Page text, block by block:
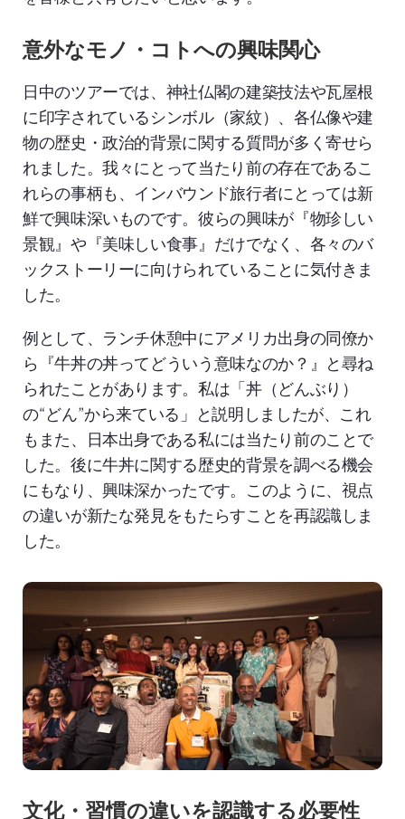
意外なモノ・コトへの興味関心
日中のツアーでは、神社仏閣の建築技法や瓦屋根
に印字されているシンボル（家紋）、各仏像や建
物の歴史・政治的背景に関する質問が多く寄せら
れました。我々にとって当たり前の存在であるこ
れらの事柄も、インバウンド旅行者にとっては新
鮮で興味深いものです。彼らの興味が『物珍しい
景観』や『美味しい食事』だけでなく、各々のバ
ックストーリーに向けられていることに気付きま
した。
例として、ランチ休憩中にアメリカ出身の同僚か
ら『牛丼の丼ってどういう意味なのか？』と尋ね
られたことがあります。私は「丼（どんぶり）
の“どん”から来ている」と説明しましたが、これ
もまた、日本出身である私には当たり前のことで
した。後に牛丼に関する歴史的背景を調べる機会
にもなり、興味深かったです。このように、視点
の違いが新たな発見をもたらすことを再認識しま
した。
文化・習慣の違いを認識する必要性